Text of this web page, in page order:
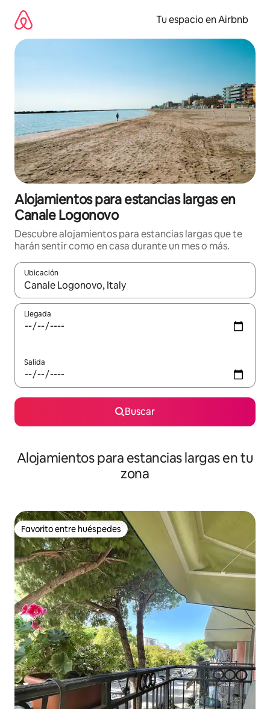
contenido
Tu espacio en Airbnb
Alojamientos para estancias largas en
Canale Logonovo
Descubre alojamientos para estancias largas que te
harán sentir como en casa durante un mes o más.
Ubicación
Cuando los resultados estén disponibles, podrás navegar
Llegada
Salida
Buscar
Alojamientos para estancias largas en tu
zona
Favorito entre huéspedes
Favorito entre huéspedes